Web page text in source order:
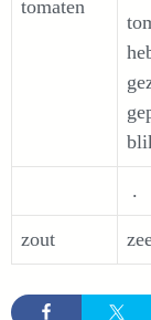
tomaten
.
zout